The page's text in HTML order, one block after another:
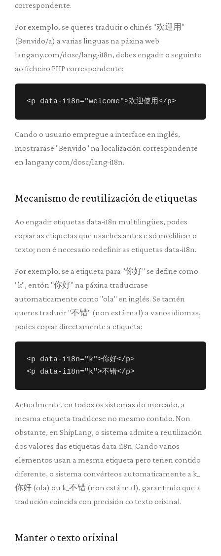
correspondente.
Por exemplo, se queres traducir o chinés "欢迎用"
(Benvido/a) a varias linguas na páxina web
langany.com/dosc/lang-i18n, debes engadir o seguinte
ao ficheiro PHP correspondente:
<p data-i18n="welcome">欢迎使用</p>
Cando o usuario empregue a interface en inglés,
mostrarase "Benvido" na localización correspondente
en langany.com/dosc/lang-i18n.
Mecanismo de reutilización de etiquetas
Ao engadir etiquetas data-i18n multilingües, podes
copiar as etiquetas que usaches antes e só modificar o
texto; non é necesario redefinir as etiquetas data-i18n.
Por exemplo, se a etiqueta para "你好" se define como
"k", entón "你好" na páxina traducirase
automaticamente como "ola" en inglés. Se tamén
queres traducir "不错" (non está mal) a varios idiomas,
podes copiar directamente a etiqueta:
<p data-i18n="k">你好</p>
<p data-i18n="k">不错</p>
Actualmente, en todos os sistemas do mercado, a
mesma etiqueta tradúcese no mesmo contido. Non
obstante, en ShipLang, o sistema admite a reutilización
dos valores das etiquetas data-i18n. Cando varios
elementos usan a mesma etiqueta pero teñen contido
diferente, o sistema convérteos automaticamente a k_
你好 (ola) ou k_不错 (non está mal), garantindo que a
tradución coincida con precisión co texto orixinal.
Manter o texto orixinal